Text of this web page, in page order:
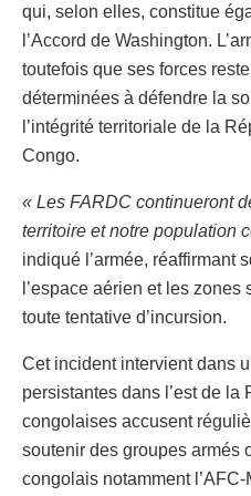
qui, selon elles, constitue
l’Accord de Washington.
toutefois que ses forces
déterminées à défendre la
l’intégrité territoriale de la
Congo.
« Les FARDC continueront
territoire et notre population
indiqué l’armée, réaffirmant
l’espace aérien et les
toute tentative d’incursion.
Cet incident intervient dans
persistantes dans l’est de la
congolaises accusent
soutenir des groupes armés
congolais notamment